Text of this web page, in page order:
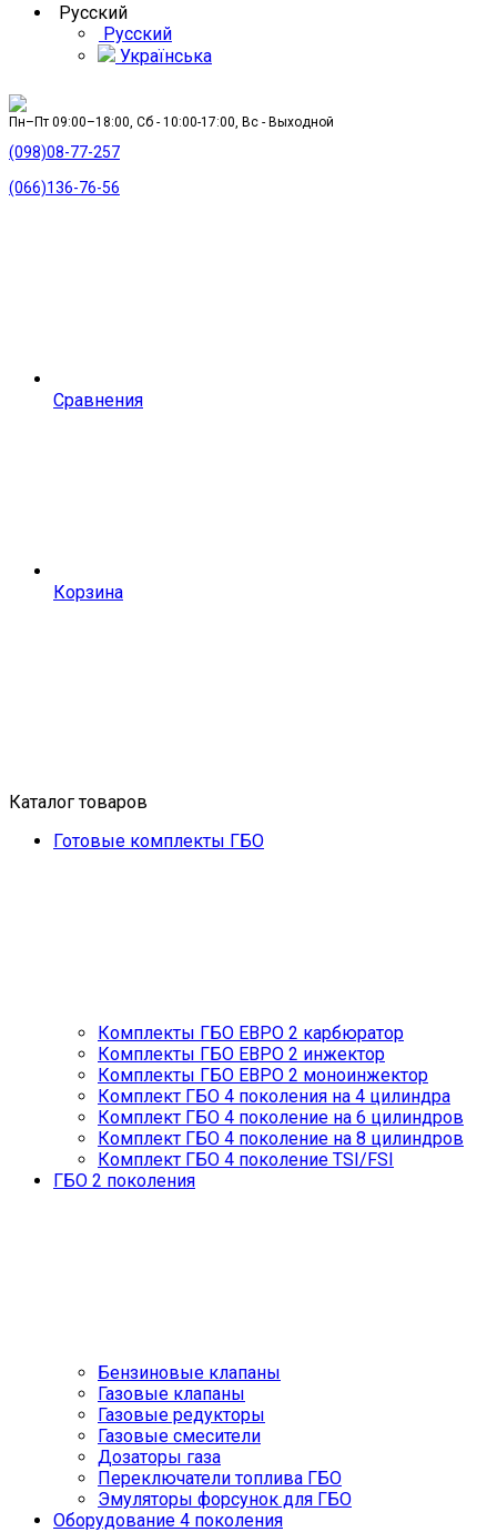
Русский
Русский
Українська
Пн–Пт 09:00–18:00, Сб - 10:00-17:00, Вс - Выходной
(098)08-77-257
(066)136-76-56
Сравнения
Корзина
Каталог товаров
Готовые комплекты ГБО
Комплекты ГБО ЕВРО 2 карбюратор
Комплекты ГБО ЕВРО 2 инжектор
Комплекты ГБО ЕВРО 2 моноинжектор
Комплект ГБО 4 поколения на 4 цилиндра
Комплект ГБО 4 поколение на 6 цилиндров
Комплект ГБО 4 поколение на 8 цилиндров
Комплект ГБО 4 поколение TSI/FSI
ГБО 2 поколения
Бензиновые клапаны
Газовые клапаны
Газовые редукторы
Газовые смесители
Дозаторы газа
Переключатели топлива ГБО
Эмуляторы форсунок для ГБО
Оборудование 4 поколения